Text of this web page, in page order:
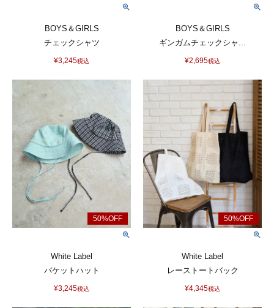
BOYS＆GIRLS
チェックシャツ
¥3,245税込
BOYS＆GIRLS
ギンガムチェックシャ...
¥2,695税込
White Label
バケットハット
¥3,245税込
White Label
レーストートバック
¥4,345税込